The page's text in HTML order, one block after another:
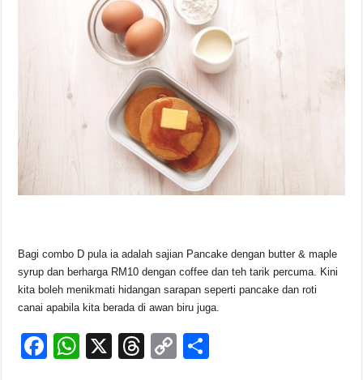
Bagi combo D pula ia adalah sajian Pancake dengan butter & maple
syrup dan berharga RM10 dengan coffee dan teh tarik percuma. Kini
kita boleh menikmati hidangan sarapan seperti pancake dan roti
canai apabila kita berada di awan biru juga.
F
W X
T
C